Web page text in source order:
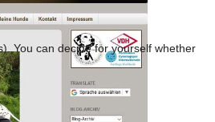
You can decide for yourself whether